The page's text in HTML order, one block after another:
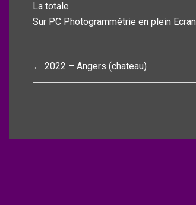
La totale
Sur PC Photogrammétrie en plein Ecran
Navigation
de
← 2022 – Angers (chateau)